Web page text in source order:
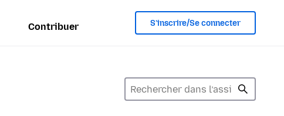
Contribuer S’inscrire/Se connecter